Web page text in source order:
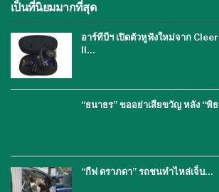
เป็นที่นิยมมากที่สุด
อาร์ทีบีฯ เปิดตัวหูฟังใหม่จาก Cleer
II…
“ธนาธร” ขออย่าเสียขวัญ หลัง “พิ
“กีฟ ดราภดา” รถชนทำไหล่เจ็บ…